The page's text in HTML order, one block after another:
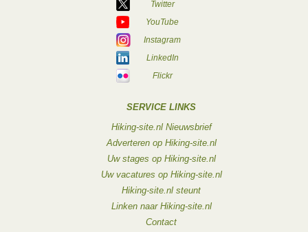
Twitter
YouTube
Instagram
LinkedIn
Flickr
SERVICE LINKS
Hiking-site.nl Nieuwsbrief
Adverteren op Hiking-site.nl
Uw stages op Hiking-site.nl
Uw vacatures op Hiking-site.nl
Hiking-site.nl steunt
Linken naar Hiking-site.nl
Contact